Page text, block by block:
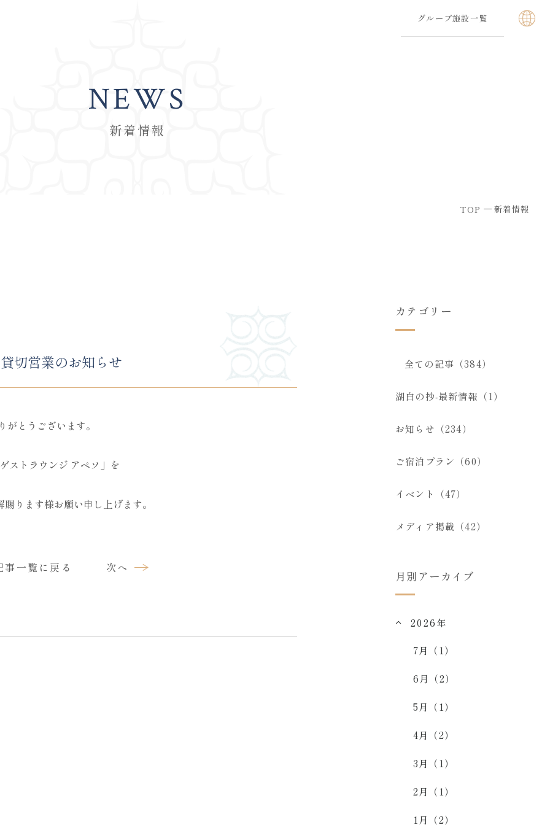
グループ施設一覧
NEWS
新着情報
TOP 新着情報
切営業のお知らせ
とうございます。
ストラウンジ アペソ」を
ります様お願い申し上げます。
事一覧に戻る 次へ
カテゴリー
全ての記事（384）
湖白の抄‐最新情報（1）
お知らせ（234）
ご宿泊プラン（60）
イベント（47）
メディア掲載（42）
月別アーカイブ
2026年
7月（1）
6月（2）
5月（1）
4月（2）
3月（1）
2月（1）
1月（2）